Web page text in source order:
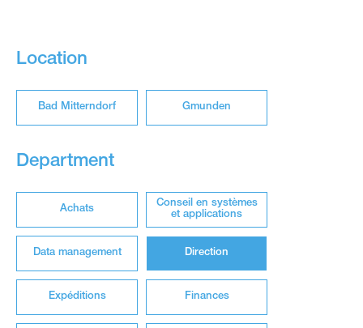
Location
Bad Mitterndorf Gmunden
Department
Achats
Conseil en systèmes
et applications
Data management Direction
Expéditions Finances